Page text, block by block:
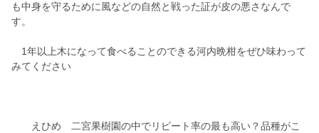
も中身を守るために風などの自然と戦った証が皮の悪さなんで
す。
1年以上木になって食べることのできる河内晩柑をぜひ味わって
みてください
えひめ 二宮果樹園の中でリピート率の最も高い？品種がこ